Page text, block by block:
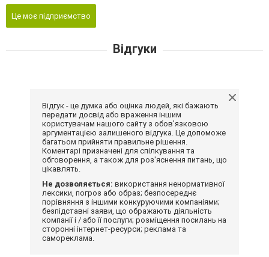
Це моє підприємство
Відгуки
Відгук - це думка або оцінка людей, які бажають
передати досвід або враження іншим
користувачам нашого сайту з обов'язковою
аргументацією залишеного відгука. Це допоможе
багатьом прийняти правильне рішення.
Коментарі призначені для спілкування та
обговорення, а також для роз'яснення питань, що
цікавлять.
Не дозволяється: використання ненормативної
лексики, погроз або образ; безпосереднє
порівняння з іншими конкуруючими компаніями;
безпідставні заяви, що ображають діяльність
компанії і / або її послуги; розміщення посилань на
сторонні інтернет-ресурси; реклама та
самореклама.